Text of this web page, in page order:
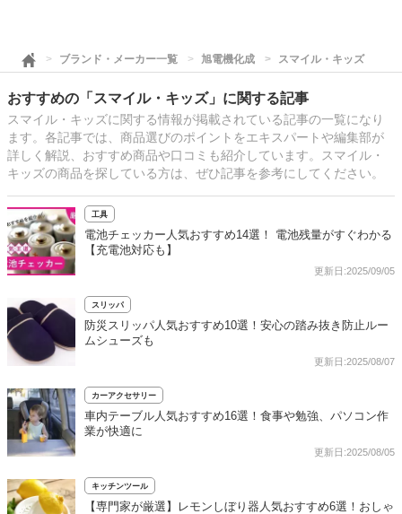
ブランド・メーカー一覧 旭電機化成 スマイル・キッズ
おすすめの「スマイル・キッズ」に関する記事
スマイル・キッズに関する情報が掲載されている記事の一覧になり
ます。各記事では、商品選びのポイントをエキスパートや編集部が
詳しく解説、おすすめ商品や口コミも紹介しています。スマイル・
キッズの商品を探している方は、ぜひ記事を参考にしてください。
工具
電池チェッカー人気おすすめ14選！ 電池残量がすぐわかる
【充電池対応も】
更新日:2025/09/05
スリッパ
防災スリッパ人気おすすめ10選！安心の踏み抜き防止ルー
ムシューズも
更新日:2025/08/07
カーアクセサリー
車内テーブル人気おすすめ16選！食事や勉強、パソコン作
業が快適に
更新日:2025/08/05
キッチンツール
【専門家が厳選】レモンしぼり器人気おすすめ6選！おしゃ